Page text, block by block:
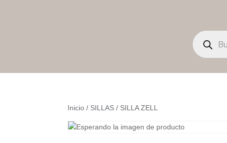
Búsqueda
de
productos
Inicio / SILLAS / SILLA ZELL